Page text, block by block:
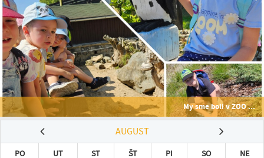
My sme boli v ZOO ...
AUGUST
PO UT ST ŠT PI SO
NE